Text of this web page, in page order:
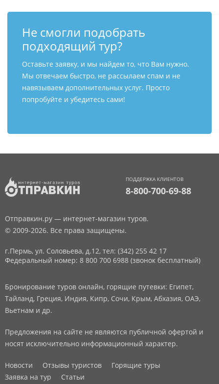
Не смогли подобрать
подходящий тур?
Оставьте заявку, и мы найдем то, что Вам нужно.
Мы отвечаем быстро, не рассылаем спам и не
навязываем дополнительных услуг. Просто
попробуйте и убедитесь сами!
ПОДДЕРЖКА КЛИЕНТОВ
8-800-700-69-88
Отправкин.ру — интернет-магазин туров.
© 2009-2026. Все права защищены.
г.Пермь, ул. Соловьева, д.12, тел: (342) 255 42 17
Федеральный номер: 8 800 700 6988 (звонок бесплатный)
Бронирование туров онлайн, горящие путевки: Египет,
Тайланд, Греция, Индия, Кипр, Сочи, Крым, Абхазия, ОАЭ,
Вьетнам и др.
Предложения на сайте не являются публичной офертой и
носят исключительно информационный характер.
Новости Отзывы туристов
Горящие туры
Заявка на тур
Статьи